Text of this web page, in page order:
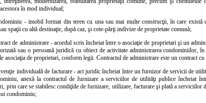
în mod individual;
- imobil format din teren cu una sau mai multe construcţii, în care există
spaţii cu altă destinaţie, după caz, şi cote-părţi indivize de proprietate comună;
de administrare - acordul scris încheiat între o asociaţie de proprietari şi un
sau o persoană juridică cu obiect de activitate administrarea condominiilor,
asociaţia de proprietari, conform legii. Contractul de administrare este un contract
individuală de facturare - act juridic încheiat între un furnizor de servicii de
anexă la contractul de furnizare a serviciilor de utilităţi publice încheiat
prin care se stabilesc condiţiile de furnizare, utilizare, facturare şi plată a
condominiu;